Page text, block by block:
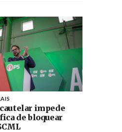
impede
de bloquear